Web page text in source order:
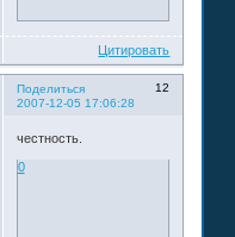
Цитировать
Поделиться
12
2007-12-05 17:06:28
честность.
0